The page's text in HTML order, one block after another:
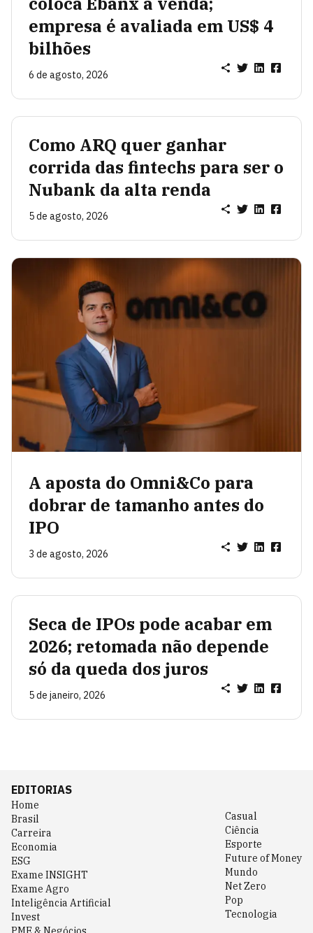
empresa é avaliada em US$ 4
bilhões
6 de agosto, 2026
Como ARQ quer ganhar
corrida das fintechs para ser o
Nubank da alta renda
5 de agosto, 2026
A aposta do Omni&Co para
dobrar de tamanho antes do
IPO
3 de agosto, 2026
Seca de IPOs pode acabar em
2026; retomada não depende
só da queda dos juros
5 de janeiro, 2026
EDITORIAS
Home
Brasil
Carreira
Economia
ESG
Exame INSIGHT
Exame Agro
Inteligência Artificial
Invest
Casual
Ciência
Esporte
Future of Money
Mundo
Net Zero
Pop
Tecnologia